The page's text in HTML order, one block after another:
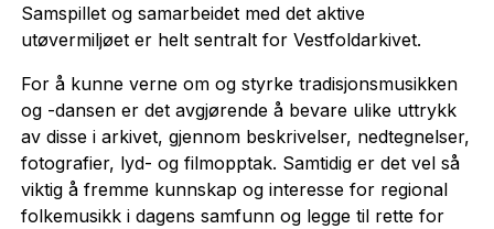
Samspillet og samarbeidet med det aktive
utøvermiljøet er helt sentralt for Vestfoldarkivet.
For å kunne verne om og styrke tradisjonsmusikken
og -dansen er det avgjørende å bevare ulike uttrykk
av disse i arkivet, gjennom beskrivelser, nedtegnelser,
fotografier, lyd- og filmopptak. Samtidig er det vel så
viktig å fremme kunnskap og interesse for regional
folkemusikk i dagens samfunn og legge til rette for